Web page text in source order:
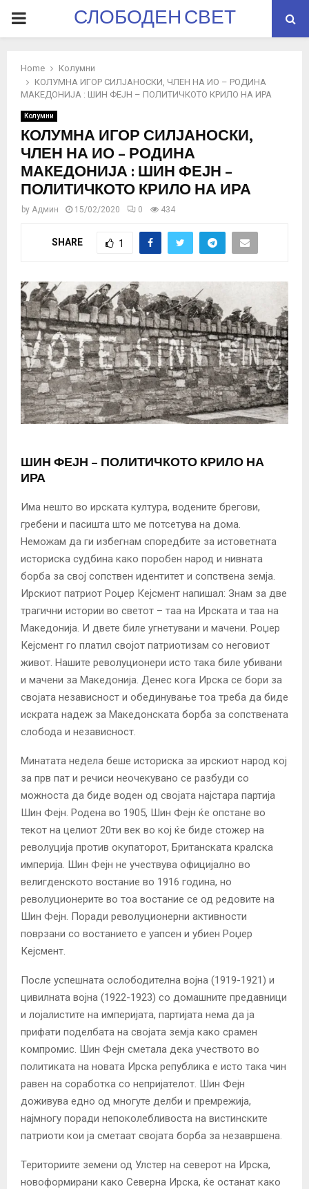
PRIMARYСЛОБОДЕН СВЕТ
Home
Колумни
КОЛУМНА ИГОР СИЛЈАНОСКИ, ЧЛЕН НА ИО – РОДИНА
МАКЕДОНИЈА : ШИН ФЕЈН – ПОЛИТИЧКОТО КРИЛО НА ИРА
Колумни
КОЛУМНА ИГОР СИЛЈАНОСКИ,
ЧЛЕН НА ИО – РОДИНА
МАКЕДОНИЈА : ШИН ФЕЈН –
ПОЛИТИЧКОТО КРИЛО НА ИРА
by Админ 15/02/2020 0 434
SHARE 1
ШИН ФЕЈН – ПОЛИТИЧКОТО КРИЛО НА
ИРА
Има нешто во ирската култура, водените брегови,
гребени и пасишта што ме потсетува на дома.
Неможам да ги избегнам споредбите за истоветната
историска судбина како поробен народ и нивната
борба за свој сопствен идентитет и сопствена земја.
Ирскиот патриот Роџер Кејсмент напишал: Знам за две
трагични истории во светот – таа на Ирската и таа на
Македонија. И двете биле угнетувани и мачени. Роџер
Кејсмент го платил својот патриотизам со неговиот
живот. Нашите револуционери исто така биле убивани
и мачени за Македонија. Денес кога Ирска се бори за
својата независност и обединување тоа треба да биде
искрата надеж за Македонската борба за сопствената
слобода и независност.
Минатата недела беше историска за ирскиот народ кој
за прв пат и речиси неочекувано се разбуди со
можноста да биде воден од својата најстара партија
Шин Фејн. Родена во 1905, Шин Фејн ќе опстане во
текот на целиот 20ти век во кој ќе биде стожер на
револуција против окупаторот, Британската кралска
империја. Шин Фејн не учествува официјално во
велигденското востание во 1916 година, но
револуционерите во тоа востание се од редовите на
Шин Фејн. Поради револуционерни активности
поврзани со востанието е уапсен и убиен Роџер
Кејсмент.
После успешната ослободителна војна (1919-1921) и
цивилната војна (1922-1923) со домашните предавници
и лојалистите на империјата, партијата нема да ја
прифати поделбата на својата земја како срамен
компромис. Шин Фејн сметала дека учеството во
политиката на новата Ирска република е исто така чин
равен на соработка со непријателот. Шин Фејн
доживува едно од многуте делби и премрежија,
најмногу поради непоколебливоста на вистинските
патриоти кои ја сметаат својата борба за незавршена.
Териториите земени од Улстер на северот на Ирска,
новоформирани како Северна Ирска, ќе останат како